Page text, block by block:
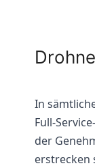
In
Full-
der
erstrecken